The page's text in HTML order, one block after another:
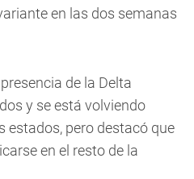
en las dos semanas
de la Delta
y se está volviendo
estados, pero destacó que
en el resto de la